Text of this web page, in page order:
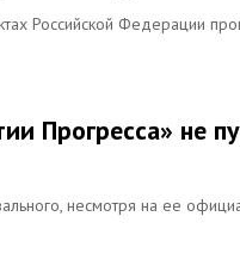
Российской Федерации
Прогресса» не
несмотря на ее